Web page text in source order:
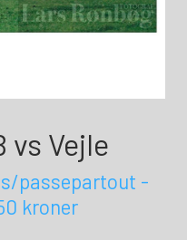
vs Vejle
passepartout -
kroner